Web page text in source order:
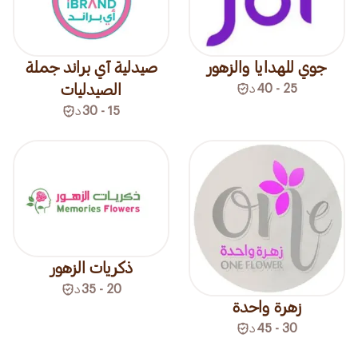
جوي للهدايا والزهور
25 - 40 د
صيدلية آي براند جملة
الصيدليات
15 - 30 د
زهرة واحدة
30 - 45 د
ذكريات الزهور
20 - 35 د